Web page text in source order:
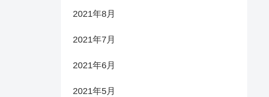
2021年8月
2021年7月
2021年6月
2021年5月